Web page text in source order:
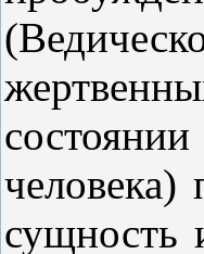
человека)
сущность